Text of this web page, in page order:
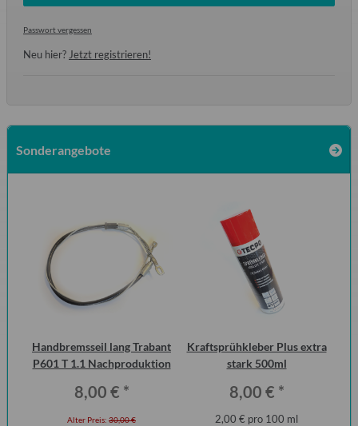
Passwort vergessen
Neu hier? Jetzt registrieren!
Sonderangebote
Handbremsseil lang Trabant
P601 T 1.1 Nachproduktion
8,00 € *
Alter Preis: 30,00 €
Kraftsprühkleber Plus extra
stark 500ml
8,00 € *
2,00 € pro 100 ml